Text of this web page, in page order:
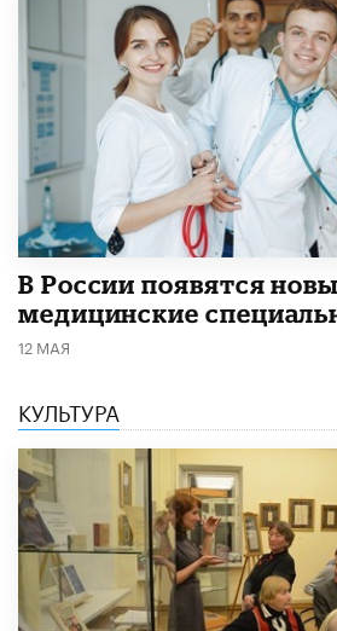
В России появятся
медицинские
12 МАЯ
КУЛЬТУРА